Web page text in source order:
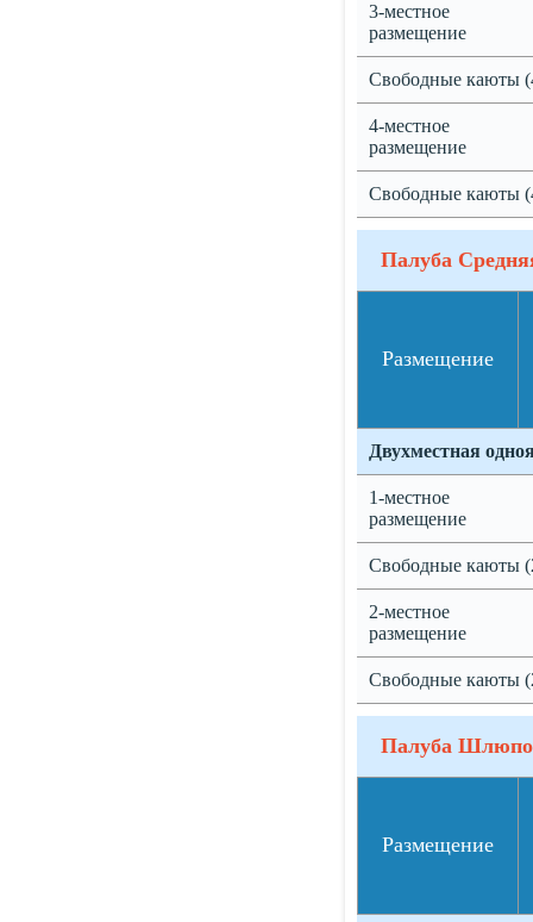
3-местное
размещение
Свободные каюты
4-местное
размещение
Свободные каюты
Палуба
Размещение
Двухместная
1-местное
размещение
Свободные каюты
2-местное
размещение
Свободные каюты
Палуба
Размещение